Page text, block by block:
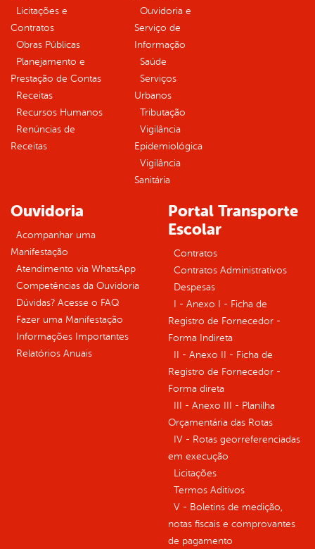
Licitações e
Contratos
Obras Públicas
Planejamento e
Prestação de Contas
Receitas
Recursos Humanos
Renúncias de
Receitas
Ouvidoria e
Serviço de
Informação
Saúde
Serviços
Urbanos
Tributação
Vigilância
Epidemiológica
Vigilância
Sanitária
Ouvidoria
Acompanhar uma
Manifestação
Atendimento via WhatsApp
Competências da Ouvidoria
Dúvidas? Acesse o FAQ
Fazer uma Manifestação
Informações Importantes
Relatórios Anuais
Portal Transporte
Escolar
Contratos
Contratos Administrativos
Despesas
I - Anexo I - Ficha de
Registro de Fornecedor -
Forma Indireta
II - Anexo II - Ficha de
Registro de Fornecedor -
Forma direta
III - Anexo III - Planilha
Orçamentária das Rotas
IV - Rotas georreferenciadas
em execução
Licitações
Termos Aditivos
V - Boletins de medição,
notas fiscais e comprovantes
de pagamento